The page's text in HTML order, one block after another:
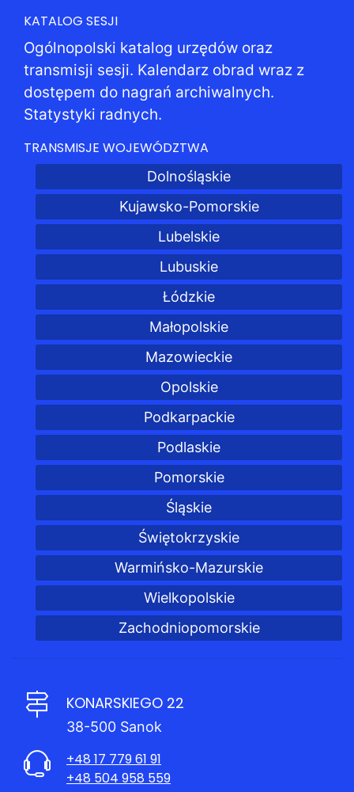
KATALOG SESJI
Ogólnopolski katalog urzędów oraz
transmisji sesji. Kalendarz obrad wraz z
dostępem do nagrań archiwalnych.
Statystyki radnych.
TRANSMISJE WOJEWÓDZTWA
Dolnośląskie
Kujawsko-Pomorskie
Lubelskie
Lubuskie
Łódzkie
Małopolskie
Mazowieckie
Opolskie
Podkarpackie
Podlaskie
Pomorskie
Śląskie
Świętokrzyskie
Warmińsko-Mazurskie
Wielkopolskie
Zachodniopomorskie
KONARSKIEGO 22
38-500 Sanok
+48 17 779 61 91
+48 504 958 559